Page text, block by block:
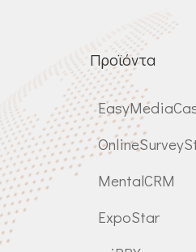
Προϊόντα
MentalCRM
ExpoStar